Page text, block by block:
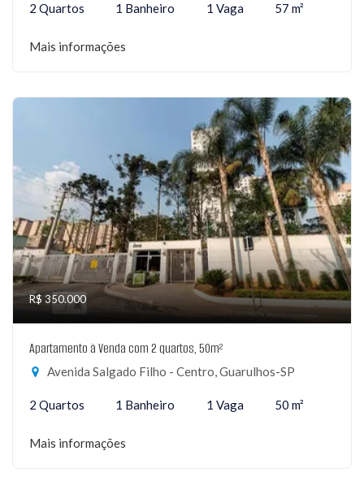
2 Quartos 1 Banheiro 1 Vaga 57 m²
Mais informações
R$ 350.000
Apartamento à Venda com 2 quartos, 50m²
Avenida Salgado Filho - Centro, Guarulhos-SP
2 Quartos 1 Banheiro 1 Vaga 50 m²
Mais informações